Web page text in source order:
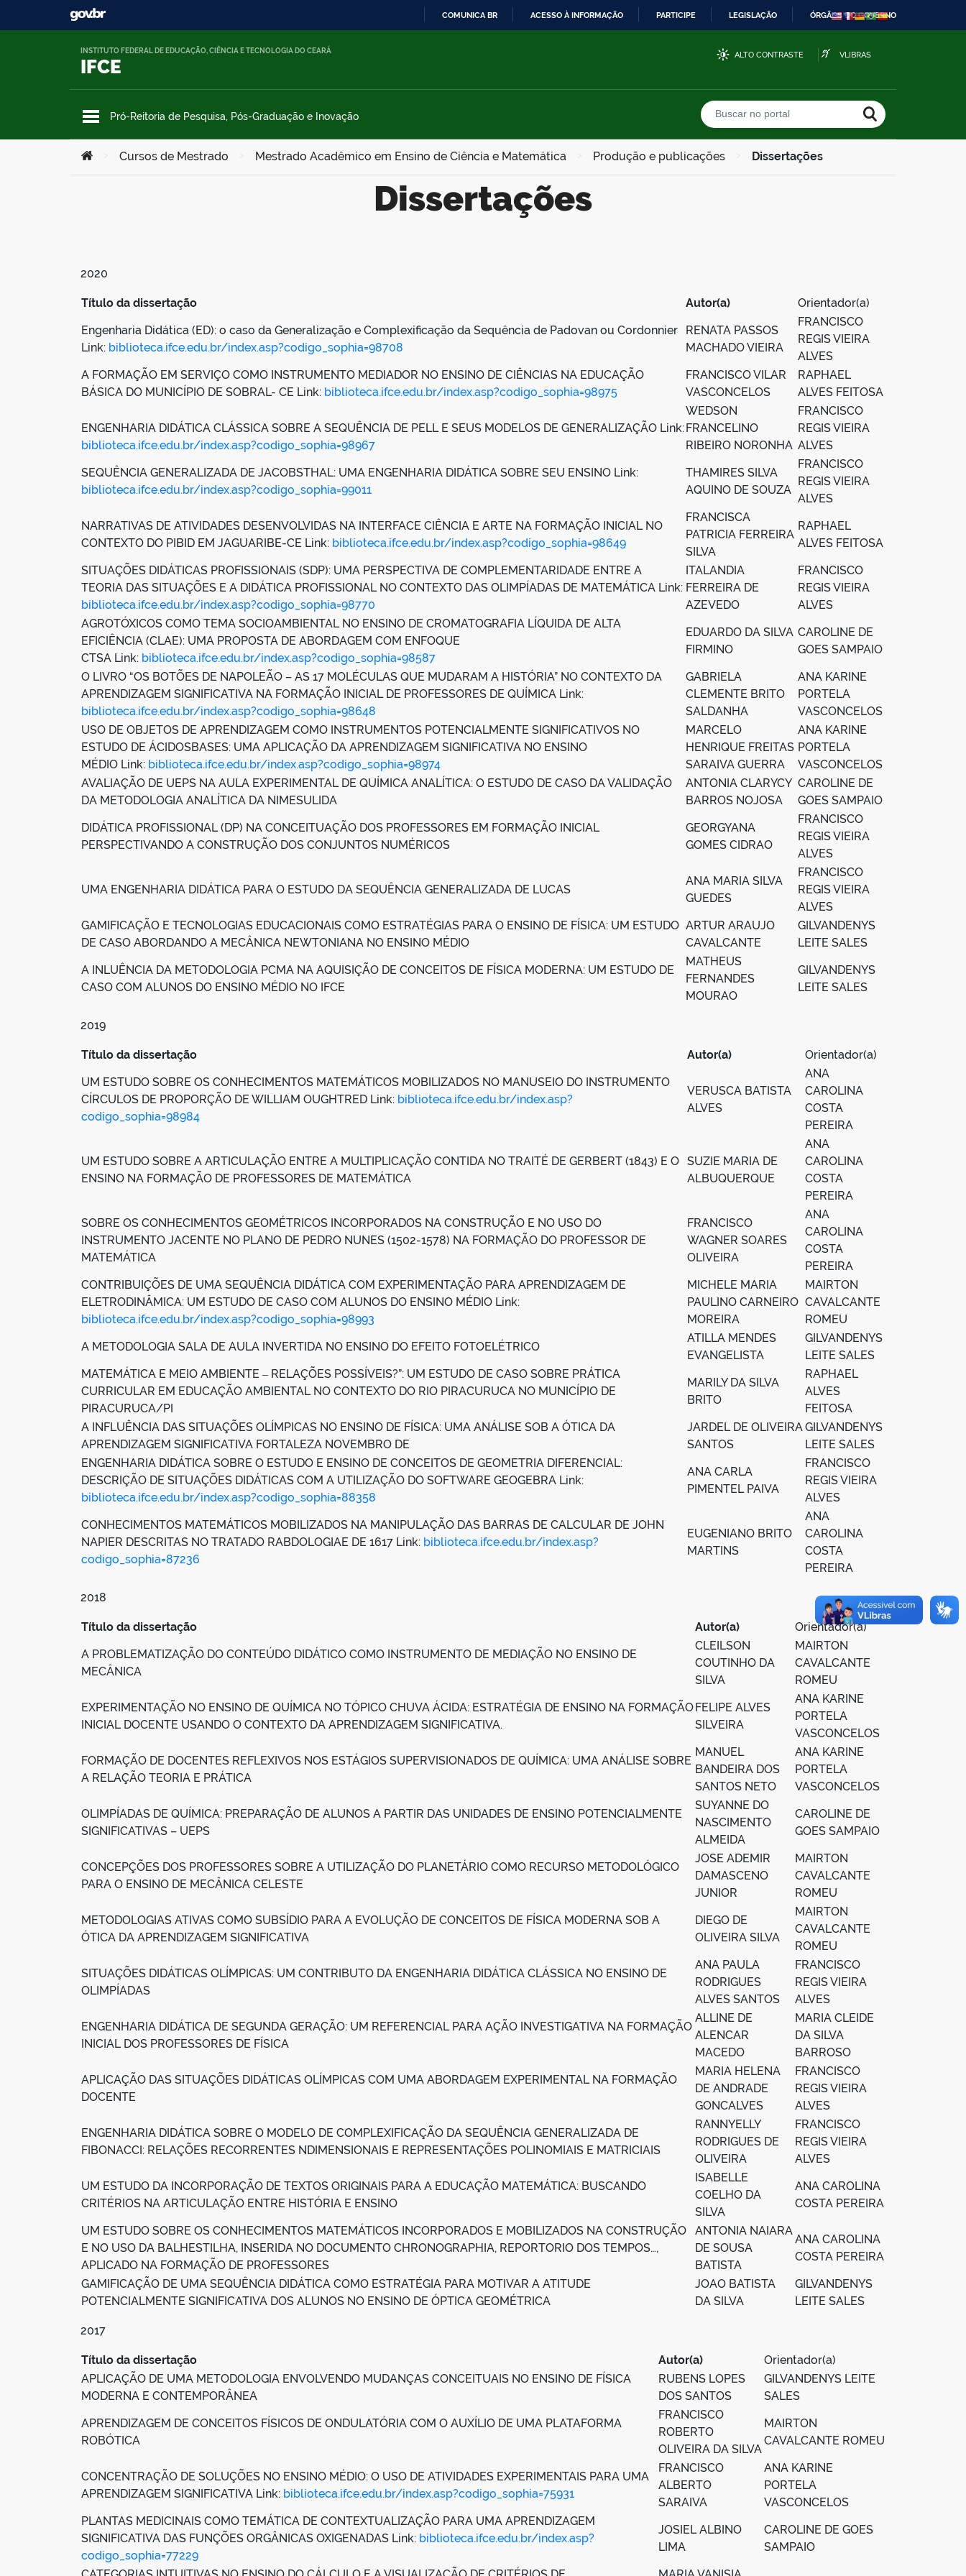
Ir para o conteúdo
CONTEÚDO
COMUNICA BR ACESSO À INFORMAÇÃO PARTICIPE LEGISLAÇÃO ÓRGÃOS DO GOVERNO
INSTITUTO FEDERAL DE EDUCAÇÃO, CIÊNCIA E TECNOLOGIA DO CEARÁ
IFCE
ALTO CONTRASTE VLIBRAS
Pró-Reitoria de Pesquisa, Pós-Graduação e Inovação Buscar no portal
Você está aqui:
Cursos de Mestrado Mestrado Acadêmico em Ensino de Ciência e Matemática Produção e publicações Dissertações
Dissertações
2020
Título da dissertação Autor(a)
Orientador(a)
Engenharia Didática (ED): o caso da Generalização e Complexificação da Sequência de Padovan ou Cordonnier
Link: biblioteca.ifce.edu.br/index.asp?codigo_sophia=98708
RENATA PASSOS
MACHADO VIEIRA
FRANCISCO
REGIS VIEIRA
ALVES
A FORMAÇÃO EM SERVIÇO COMO INSTRUMENTO MEDIADOR NO ENSINO DE CIÊNCIAS NA EDUCAÇÃO
BÁSICA DO MUNICÍPIO DE SOBRAL- CE Link: biblioteca.ifce.edu.br/index.asp?codigo_sophia=98975
FRANCISCO VILAR
VASCONCELOS
RAPHAEL
ALVES FEITOSA
ENGENHARIA DIDÁTICA CLÁSSICA SOBRE A SEQUÊNCIA DE PELL E SEUS MODELOS DE GENERALIZAÇÃO Link:
biblioteca.ifce.edu.br/index.asp?codigo_sophia=98967
WEDSON
FRANCELINO
RIBEIRO NORONHA
FRANCISCO
REGIS VIEIRA
ALVES
SEQUÊNCIA GENERALIZADA DE JACOBSTHAL: UMA ENGENHARIA DIDÁTICA SOBRE SEU ENSINO Link:
biblioteca.ifce.edu.br/index.asp?codigo_sophia=99011
THAMIRES SILVA
AQUINO DE SOUZA
FRANCISCO
REGIS VIEIRA
ALVES
NARRATIVAS DE ATIVIDADES DESENVOLVIDAS NA INTERFACE CIÊNCIA E ARTE NA FORMAÇÃO INICIAL NO
CONTEXTO DO PIBID EM JAGUARIBE-CE Link: biblioteca.ifce.edu.br/index.asp?codigo_sophia=98649
FRANCISCA
PATRICIA FERREIRA
SILVA
RAPHAEL
ALVES FEITOSA
SITUAÇÕES DIDÁTICAS PROFISSIONAIS (SDP): UMA PERSPECTIVA DE COMPLEMENTARIDADE ENTRE A
TEORIA DAS SITUAÇÕES E A DIDÁTICA PROFISSIONAL NO CONTEXTO DAS OLIMPÍADAS DE MATEMÁTICA Link:
biblioteca.ifce.edu.br/index.asp?codigo_sophia=98770
ITALANDIA
FERREIRA DE
AZEVEDO
FRANCISCO
REGIS VIEIRA
ALVES
AGROTÓXICOS COMO TEMA SOCIOAMBIENTAL NO ENSINO DE CROMATOGRAFIA LÍQUIDA DE ALTA
EFICIÊNCIA (CLAE): UMA PROPOSTA DE ABORDAGEM COM ENFOQUE
CTSA Link: biblioteca.ifce.edu.br/index.asp?codigo_sophia=98587
EDUARDO DA SILVA
FIRMINO
CAROLINE DE
GOES SAMPAIO
O LIVRO “OS BOTÕES DE NAPOLEÃO – AS 17 MOLÉCULAS QUE MUDARAM A HISTÓRIA” NO CONTEXTO DA
APRENDIZAGEM SIGNIFICATIVA NA FORMAÇÃO INICIAL DE PROFESSORES DE QUÍMICA Link:
biblioteca.ifce.edu.br/index.asp?codigo_sophia=98648
GABRIELA
CLEMENTE BRITO
SALDANHA
ANA KARINE
PORTELA
VASCONCELOS
USO DE OBJETOS DE APRENDIZAGEM COMO INSTRUMENTOS POTENCIALMENTE SIGNIFICATIVOS NO
ESTUDO DE ÁCIDOSBASES: UMA APLICAÇÃO DA APRENDIZAGEM SIGNIFICATIVA NO ENSINO
MÉDIO Link: biblioteca.ifce.edu.br/index.asp?codigo_sophia=98974
MARCELO
HENRIQUE FREITAS
SARAIVA GUERRA
ANA KARINE
PORTELA
VASCONCELOS
AVALIAÇÃO DE UEPS NA AULA EXPERIMENTAL DE QUÍMICA ANALÍTICA: O ESTUDO DE CASO DA VALIDAÇÃO
DA METODOLOGIA ANALÍTICA DA NIMESULIDA
ANTONIA CLARYCY
BARROS NOJOSA
CAROLINE DE
GOES SAMPAIO
DIDÁTICA PROFISSIONAL (DP) NA CONCEITUAÇÃO DOS PROFESSORES EM FORMAÇÃO INICIAL
PERSPECTIVANDO A CONSTRUÇÃO DOS CONJUNTOS NUMÉRICOS
GEORGYANA
GOMES CIDRAO
FRANCISCO
REGIS VIEIRA
ALVES
UMA ENGENHARIA DIDÁTICA PARA O ESTUDO DA SEQUÊNCIA GENERALIZADA DE LUCAS
ANA MARIA SILVA
GUEDES
FRANCISCO
REGIS VIEIRA
ALVES
GAMIFICAÇÃO E TECNOLOGIAS EDUCACIONAIS COMO ESTRATÉGIAS PARA O ENSINO DE FÍSICA: UM ESTUDO
DE CASO ABORDANDO A MECÂNICA NEWTONIANA NO ENSINO MÉDIO
ARTUR ARAUJO
CAVALCANTE
GILVANDENYS
LEITE SALES
A INLUÊNCIA DA METODOLOGIA PCMA NA AQUISIÇÃO DE CONCEITOS DE FÍSICA MODERNA: UM ESTUDO DE
CASO COM ALUNOS DO ENSINO MÉDIO NO IFCE
MATHEUS
FERNANDES
MOURAO
GILVANDENYS
LEITE SALES
2019
Título da dissertação Autor(a)
Orientador(a)
UM ESTUDO SOBRE OS CONHECIMENTOS MATEMÁTICOS MOBILIZADOS NO MANUSEIO DO INSTRUMENTO
CÍRCULOS DE PROPORÇÃO DE WILLIAM OUGHTRED Link: biblioteca.ifce.edu.br/index.asp?
codigo_sophia=98984
VERUSCA BATISTA
ALVES
ANA
CAROLINA
COSTA
PEREIRA
UM ESTUDO SOBRE A ARTICULAÇÃO ENTRE A MULTIPLICAÇÃO CONTIDA NO TRAITÉ DE GERBERT (1843) E O
ENSINO NA FORMAÇÃO DE PROFESSORES DE MATEMÁTICA
SUZIE MARIA DE
ALBUQUERQUE
ANA
CAROLINA
COSTA
PEREIRA
SOBRE OS CONHECIMENTOS GEOMÉTRICOS INCORPORADOS NA CONSTRUÇÃO E NO USO DO
INSTRUMENTO JACENTE NO PLANO DE PEDRO NUNES (1502-1578) NA FORMAÇÃO DO PROFESSOR DE
MATEMÁTICA
FRANCISCO
WAGNER SOARES
OLIVEIRA
ANA
CAROLINA
COSTA
PEREIRA
CONTRIBUIÇÕES DE UMA SEQUÊNCIA DIDÁTICA COM EXPERIMENTAÇÃO PARA APRENDIZAGEM DE
ELETRODINÂMICA: UM ESTUDO DE CASO COM ALUNOS DO ENSINO MÉDIO Link:
biblioteca.ifce.edu.br/index.asp?codigo_sophia=98993
MICHELE MARIA
PAULINO CARNEIRO
MOREIRA
MAIRTON
CAVALCANTE
ROMEU
A METODOLOGIA SALA DE AULA INVERTIDA NO ENSINO DO EFEITO FOTOELÉTRICO
ATILLA MENDES
EVANGELISTA
GILVANDENYS
LEITE SALES
MATEMÁTICA E MEIO AMBIENTE ‒ RELAÇÕES POSSÍVEIS?”: UM ESTUDO DE CASO SOBRE PRÁTICA
CURRICULAR EM EDUCAÇÃO AMBIENTAL NO CONTEXTO DO RIO PIRACURUCA NO MUNICÍPIO DE
PIRACURUCA/PI
MARILY DA SILVA
BRITO
RAPHAEL
ALVES
FEITOSA
A INFLUÊNCIA DAS SITUAÇÕES OLÍMPICAS NO ENSINO DE FÍSICA: UMA ANÁLISE SOB A ÓTICA DA
APRENDIZAGEM SIGNIFICATIVA FORTALEZA NOVEMBRO DE
JARDEL DE OLIVEIRA
SANTOS
GILVANDENYS
LEITE SALES
ENGENHARIA DIDÁTICA SOBRE O ESTUDO E ENSINO DE CONCEITOS DE GEOMETRIA DIFERENCIAL:
DESCRIÇÃO DE SITUAÇÕES DIDÁTICAS COM A UTILIZAÇÃO DO SOFTWARE GEOGEBRA Link:
biblioteca.ifce.edu.br/index.asp?codigo_sophia=88358
ANA CARLA
PIMENTEL PAIVA
FRANCISCO
REGIS VIEIRA
ALVES
CONHECIMENTOS MATEMÁTICOS MOBILIZADOS NA MANIPULAÇÃO DAS BARRAS DE CALCULAR DE JOHN
NAPIER DESCRITAS NO TRATADO RABDOLOGIAE DE 1617 Link: biblioteca.ifce.edu.br/index.asp?
codigo_sophia=87236
EUGENIANO BRITO
MARTINS
ANA
CAROLINA
COSTA
PEREIRA
2018
Título da dissertação Autor(a)
Orientador(a)
A PROBLEMATIZAÇÃO DO CONTEÚDO DIDÁTICO COMO INSTRUMENTO DE MEDIAÇÃO NO ENSINO DE
MECÂNICA
CLEILSON
COUTINHO DA
SILVA
MAIRTON
CAVALCANTE
ROMEU
EXPERIMENTAÇÃO NO ENSINO DE QUÍMICA NO TÓPICO CHUVA ÁCIDA: ESTRATÉGIA DE ENSINO NA FORMAÇÃO
INICIAL DOCENTE USANDO O CONTEXTO DA APRENDIZAGEM SIGNIFICATIVA.
FELIPE ALVES
SILVEIRA
ANA KARINE
PORTELA
VASCONCELOS
FORMAÇÃO DE DOCENTES REFLEXIVOS NOS ESTÁGIOS SUPERVISIONADOS DE QUÍMICA: UMA ANÁLISE SOBRE
A RELAÇÃO TEORIA E PRÁTICA
MANUEL
BANDEIRA DOS
SANTOS NETO
ANA KARINE
PORTELA
VASCONCELOS
OLIMPÍADAS DE QUÍMICA: PREPARAÇÃO DE ALUNOS A PARTIR DAS UNIDADES DE ENSINO POTENCIALMENTE
SIGNIFICATIVAS – UEPS
SUYANNE DO
NASCIMENTO
ALMEIDA
CAROLINE DE
GOES SAMPAIO
CONCEPÇÕES DOS PROFESSORES SOBRE A UTILIZAÇÃO DO PLANETÁRIO COMO RECURSO METODOLÓGICO
PARA O ENSINO DE MECÂNICA CELESTE
JOSE ADEMIR
DAMASCENO
JUNIOR
MAIRTON
CAVALCANTE
ROMEU
METODOLOGIAS ATIVAS COMO SUBSÍDIO PARA A EVOLUÇÃO DE CONCEITOS DE FÍSICA MODERNA SOB A
ÓTICA DA APRENDIZAGEM SIGNIFICATIVA
DIEGO DE
OLIVEIRA SILVA
MAIRTON
CAVALCANTE
ROMEU
SITUAÇÕES DIDÁTICAS OLÍMPICAS: UM CONTRIBUTO DA ENGENHARIA DIDÁTICA CLÁSSICA NO ENSINO DE
OLIMPÍADAS
ANA PAULA
RODRIGUES
ALVES SANTOS
FRANCISCO
REGIS VIEIRA
ALVES
ENGENHARIA DIDÁTICA DE SEGUNDA GERAÇÃO: UM REFERENCIAL PARA AÇÃO INVESTIGATIVA NA FORMAÇÃO
INICIAL DOS PROFESSORES DE FÍSICA
ALLINE DE
ALENCAR
MACEDO
MARIA CLEIDE
DA SILVA
BARROSO
APLICAÇÃO DAS SITUAÇÕES DIDÁTICAS OLÍMPICAS COM UMA ABORDAGEM EXPERIMENTAL NA FORMAÇÃO
DOCENTE
MARIA HELENA
DE ANDRADE
GONCALVES
FRANCISCO
REGIS VIEIRA
ALVES
ENGENHARIA DIDÁTICA SOBRE O MODELO DE COMPLEXIFICAÇÃO DA SEQUÊNCIA GENERALIZADA DE
FIBONACCI: RELAÇÕES RECORRENTES NDIMENSIONAIS E REPRESENTAÇÕES POLINOMIAIS E MATRICIAIS
RANNYELLY
RODRIGUES DE
OLIVEIRA
FRANCISCO
REGIS VIEIRA
ALVES
UM ESTUDO DA INCORPORAÇÃO DE TEXTOS ORIGINAIS PARA A EDUCAÇÃO MATEMÁTICA: BUSCANDO
CRITÉRIOS NA ARTICULAÇÃO ENTRE HISTÓRIA E ENSINO
ISABELLE
COELHO DA
SILVA
ANA CAROLINA
COSTA PEREIRA
UM ESTUDO SOBRE OS CONHECIMENTOS MATEMÁTICOS INCORPORADOS E MOBILIZADOS NA CONSTRUÇÃO
E NO USO DA BALHESTILHA, INSERIDA NO DOCUMENTO CHRONOGRAPHIA, REPORTORIO DOS TEMPOS…,
APLICADO NA FORMAÇÃO DE PROFESSORES
ANTONIA NAIARA
DE SOUSA
BATISTA
ANA CAROLINA
COSTA PEREIRA
GAMIFICAÇÃO DE UMA SEQUÊNCIA DIDÁTICA COMO ESTRATÉGIA PARA MOTIVAR A ATITUDE
POTENCIALMENTE SIGNIFICATIVA DOS ALUNOS NO ENSINO DE ÓPTICA GEOMÉTRICA
JOAO BATISTA
DA SILVA
GILVANDENYS
LEITE SALES
2017
Título da dissertação Autor(a)
Orientador(a)
APLICAÇÃO DE UMA METODOLOGIA ENVOLVENDO MUDANÇAS CONCEITUAIS NO ENSINO DE FÍSICA
MODERNA E CONTEMPORÂNEA
RUBENS LOPES
DOS SANTOS
GILVANDENYS LEITE
SALES
APRENDIZAGEM DE CONCEITOS FÍSICOS DE ONDULATÓRIA COM O AUXÍLIO DE UMA PLATAFORMA
ROBÓTICA
FRANCISCO
ROBERTO
OLIVEIRA DA SILVA
MAIRTON
CAVALCANTE ROMEU
CONCENTRAÇÃO DE SOLUÇÕES NO ENSINO MÉDIO: O USO DE ATIVIDADES EXPERIMENTAIS PARA UMA
APRENDIZAGEM SIGNIFICATIVA Link: biblioteca.ifce.edu.br/index.asp?codigo_sophia=75931
FRANCISCO
ALBERTO
SARAIVA
ANA KARINE
PORTELA
VASCONCELOS
PLANTAS MEDICINAIS COMO TEMÁTICA DE CONTEXTUALIZAÇÃO PARA UMA APRENDIZAGEM
SIGNIFICATIVA DAS FUNÇÕES ORGÂNICAS OXIGENADAS Link: biblioteca.ifce.edu.br/index.asp?
codigo_sophia=77229
JOSIEL ALBINO
LIMA
CAROLINE DE GOES
SAMPAIO